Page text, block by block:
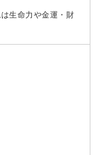
生命力や金運・財